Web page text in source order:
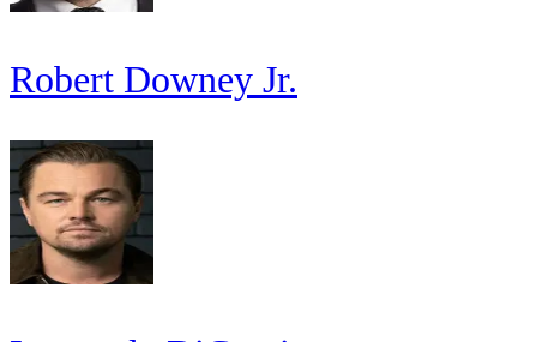
Robert Downey Jr.